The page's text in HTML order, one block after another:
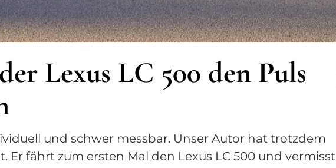
Lexus LC 500 den Puls
und schwer messbar. Unser Autor hat trotzdem
Er fährt zum ersten Mal den Lexus LC 500 und vermisst